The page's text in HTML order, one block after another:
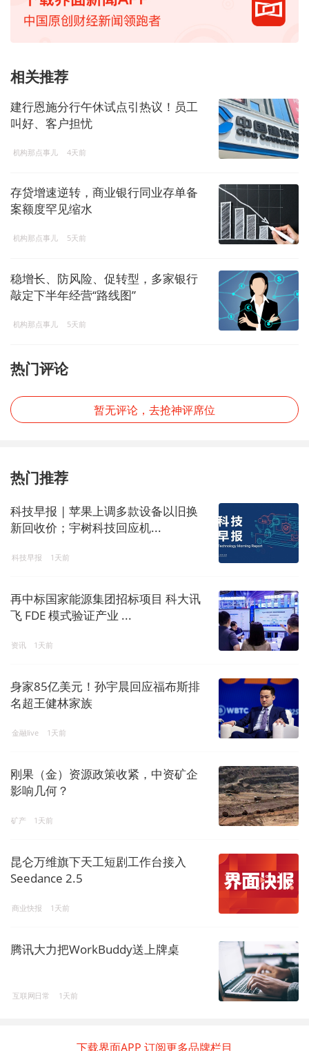
相关推荐
建行恩施分行午休试点引热议！员工
叫好、客户担忧
机构那点事儿 4天前
存贷增速逆转，商业银行同业存单备
案额度罕见缩水
机构那点事儿 5天前
稳增长、防风险、促转型，多家银行
敲定下半年经营“路线图”
机构那点事儿 5天前
热门评论
暂无评论，去抢神评席位
热门推荐
科技早报 | 苹果上调多款设备以旧换
新回收价；宇树科技回应机...
科技早报 1天前
再中标国家能源集团招标项目 科大讯
飞 FDE 模式验证产业 ...
资讯 1天前
身家85亿美元！孙宇晨回应福布斯排
名超王健林家族
金融live 1天前
刚果（金）资源政策收紧，中资矿企
影响几何？
矿产 1天前
昆仑万维旗下天工短剧工作台接入
Seedance 2.5
商业快报 1天前
腾讯大力把WorkBuddy送上牌桌
互联网日常 1天前
下载界面APP 订阅更多品牌栏目